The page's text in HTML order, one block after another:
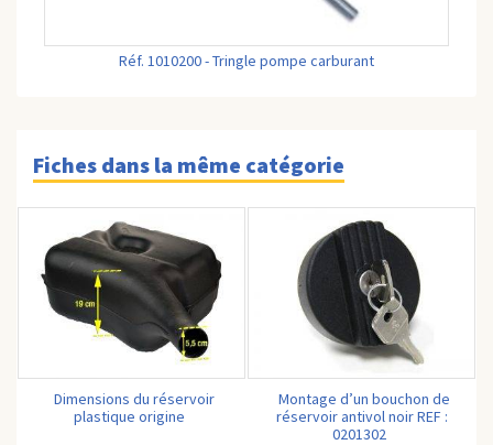
Réf. 1010200 - Tringle pompe carburant
Fiches dans la même catégorie
Dimensions du réservoir
plastique origine
Montage d’un bouchon de
réservoir antivol noir REF :
0201302